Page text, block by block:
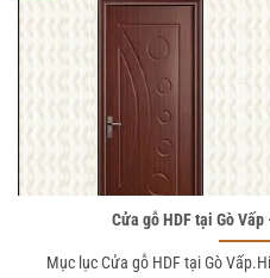
Cửa gỗ HDF tại Gò
Mục lục Cửa gỗ HDF tại Gò